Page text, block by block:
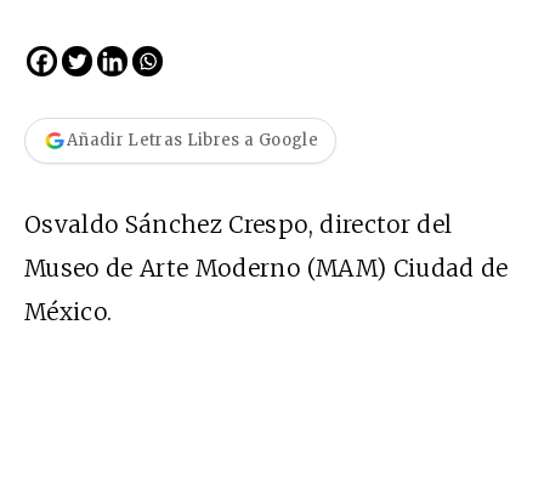
Añadir Letras Libres a Google
Osvaldo Sánchez Crespo, director del
Museo de Arte Moderno (MAM) Ciudad de
México.